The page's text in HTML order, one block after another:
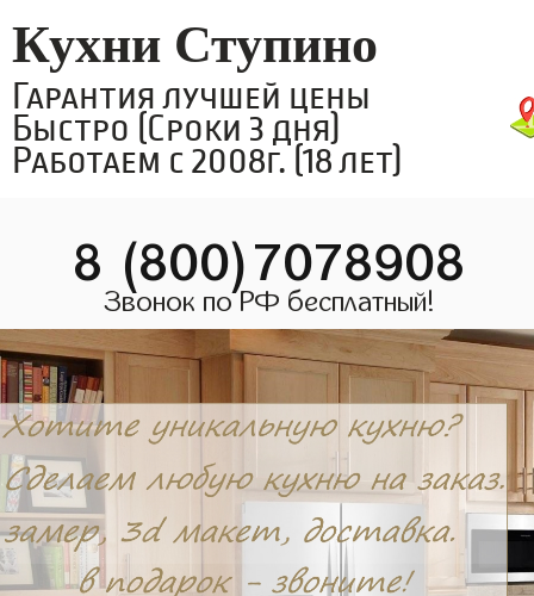
Кухни Ступино
Гарантия лучшей цены
Быстро (Сроки 3 дня)
Работаем с 2008г. (18 лет)
8 (800)7078908
Звонок по РФ бесплатный!